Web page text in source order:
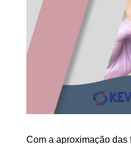
Com a aproximação das